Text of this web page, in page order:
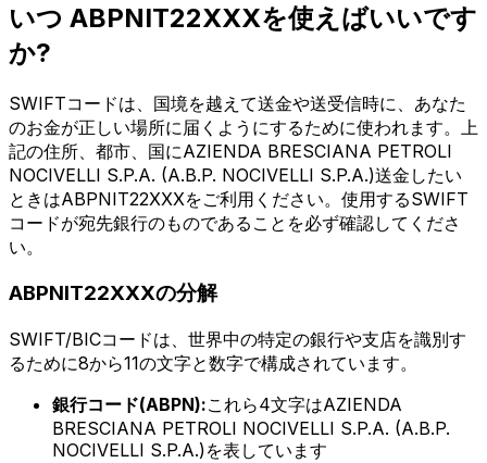
いつ ABPNIT22XXXを使えばいいです
か?
SWIFTコードは、国境を越えて送金や送受信時に、あなた
のお金が正しい場所に届くようにするために使われます。上
記の住所、都市、国にAZIENDA BRESCIANA PETROLI
NOCIVELLI S.P.A. (A.B.P. NOCIVELLI S.P.A.)送金したい
ときはABPNIT22XXXをご利用ください。使用するSWIFT
コードが宛先銀行のものであることを必ず確認してくださ
い。
ABPNIT22XXXの分解
SWIFT/BICコードは、世界中の特定の銀行や支店を識別す
るために8から11の文字と数字で構成されています。
銀行コード(ABPN):これら4文字はAZIENDA
BRESCIANA PETROLI NOCIVELLI S.P.A. (A.B.P.
NOCIVELLI S.P.A.)を表しています